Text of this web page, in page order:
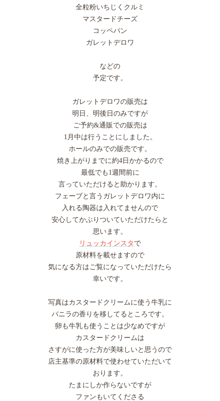
全粒粉いちじくクルミ
マスタードチーズ
コッペパン
ガレットデロワ
などの
予定です。
ガレットデロワの販売は
明日、明後日のみですが
ご予約&通販での販売は
1月中は行うことにしました。
ホールのみでの販売です。
焼き上がりまでに約4日かかるので
最低でも1週間前に
言っていただけると助かります。
フェーブと言うガレットデロワ内に
入れる陶器は入れてませんので
安心してかぶりついていただけたらと
思います。
リュッカインスタ で
原材料を載せますので
気になる方はご覧になっていただけたら
幸いです。
写真はカスタードクリームに使う牛乳に
バニラの香りを移してるところです。
卵も牛乳も使うことは少なめですが
カスタードクリームは
さすがに使った方が美味しいと思うので
店主基準の原材料で使わせていただいて
おります。
たまにしか作らないですが
ファンもいてくださる